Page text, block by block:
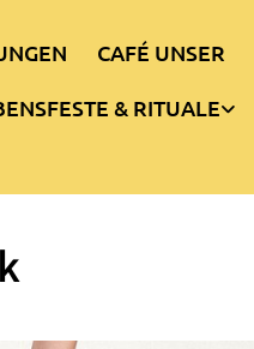
CAFÉ UNSER
& RITUALE